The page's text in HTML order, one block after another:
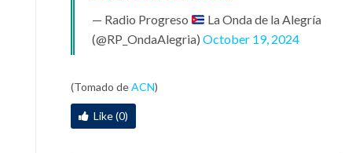
— Radio Progreso
La Onda de la Alegría
(@RP_OndaAlegria) October 19, 2024
(Tomado deACN)
Like (0)